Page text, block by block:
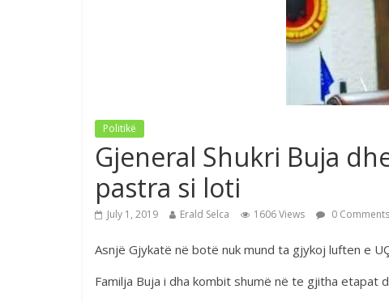
Politikë
Gjeneral Shukri Buja
pastra si loti
July 1, 2019 Erald Selca 1606 Views 0 Comments
Asnjë Gjykatë në botë nuk mund ta gjykoj luften e
Familja Buja i dha kombit shumë në te gjitha etapat